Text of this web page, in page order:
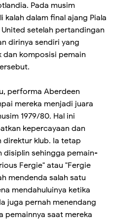
Pada musim
dalam final ajang Piala
setelah pertandingan
dirinya sendiri yang
dan komposisi pemain
performa Aberdeen
mereka menjadi juara
1979/80. Hal ini
kepercayaan dan
direktur klub. Ia tetap
disiplin sehingga pemain-
Fergie" atau "Fergie
mendenda salah satu
mendahuluinya ketika
juga pernah menendang
pemainnya saat mereka